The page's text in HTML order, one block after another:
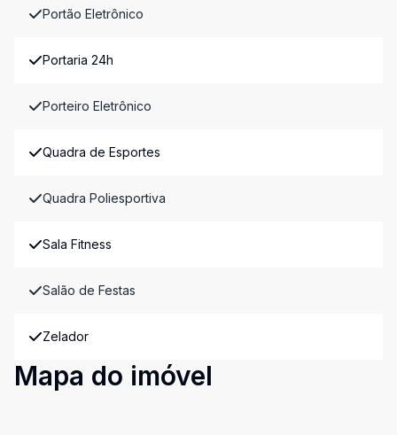
Portão Eletrônico
Portaria 24h
Porteiro Eletrônico
Quadra de Esportes
Quadra Poliesportiva
Sala Fitness
Salão de Festas
Zelador
Mapa do imóvel